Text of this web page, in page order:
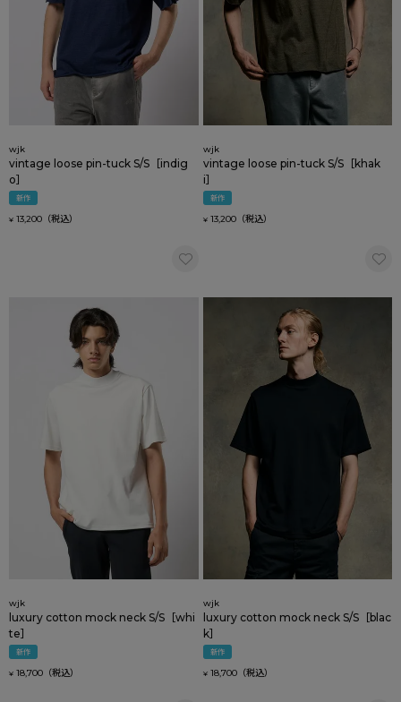
wjk
vintage loose pin-tuck S/S［indig
o］
新作
¥ 13,200
wjk
vintage loose pin-tuck S/S［khak
i］
新作
¥ 13,200
wjk
luxury cotton mock neck S/S［whi
te］
新作
¥ 18,700
wjk
luxury cotton mock neck S/S［blac
k］
新作
¥ 18,700